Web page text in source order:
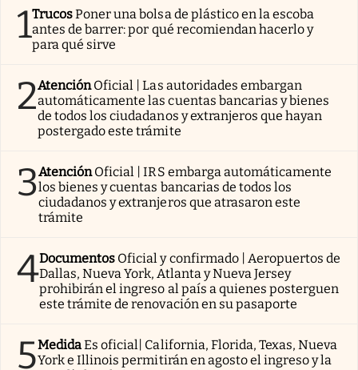
1TrucosPoner una bolsa de plástico en la escoba
antes de barrer: por qué recomiendan hacerlo y
para qué sirve
2AtenciónOficial | Las autoridades embargan
automáticamente las cuentas bancarias y bienes
de todos los ciudadanos y extranjeros que hayan
postergado este trámite
3AtenciónOficial | IRS embarga automáticamente
los bienes y cuentas bancarias de todos los
ciudadanos y extranjeros que atrasaron este
trámite
4Documentos Oficial y confirmado | Aeropuertos de
Dallas, Nueva York, Atlanta y Nueva Jersey
prohibirán el ingreso al país a quienes posterguen
este trámite de renovación en su pasaporte
5MedidaEs oficial| California, Florida, Texas, Nueva
York e Illinois permitirán en agosto el ingreso y la